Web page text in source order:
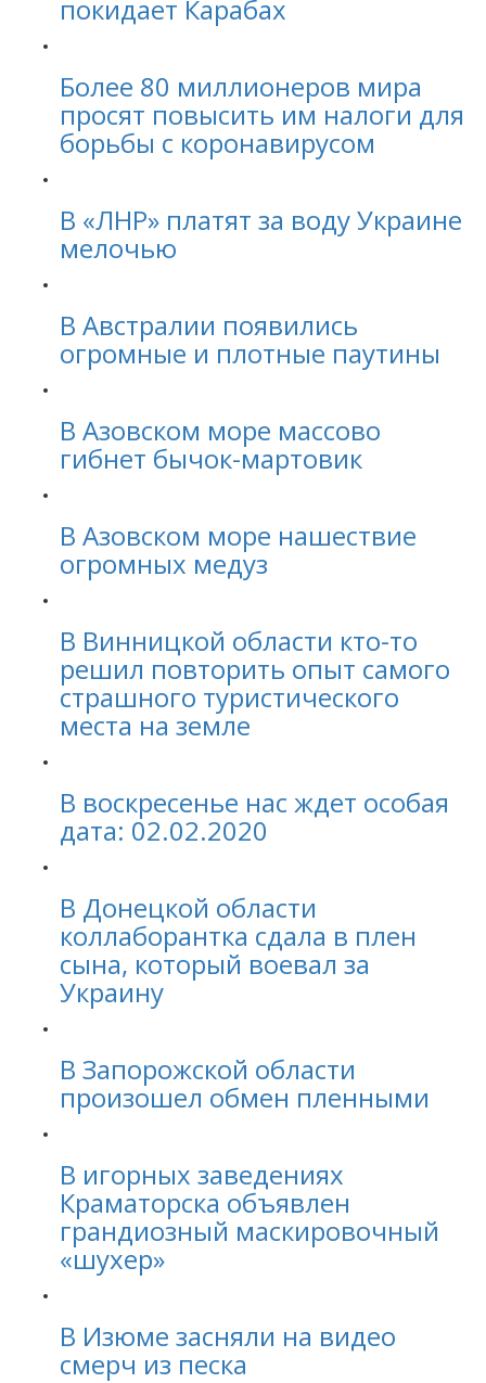
покидает Карабах
Более 80 миллионеров мира
просят повысить им налоги для
борьбы с коронавирусом
В «ЛНР» платят за воду Украине
мелочью
В Австралии появились
огромные и плотные паутины
В Азовском море массово
гибнет бычок-мартовик
В Азовском море нашествие
огромных медуз
В Винницкой области кто-то
решил повторить опыт самого
страшного туристического
места на земле
В воскресенье нас ждет особая
дата: 02.02.2020
В Донецкой области
коллаборантка сдала в плен
сына, который воевал за
Украину
В Запорожской области
произошел обмен пленными
В игорных заведениях
Краматорска объявлен
грандиозный маскировочный
«шухер»
В Изюме засняли на видео
смерч из песка